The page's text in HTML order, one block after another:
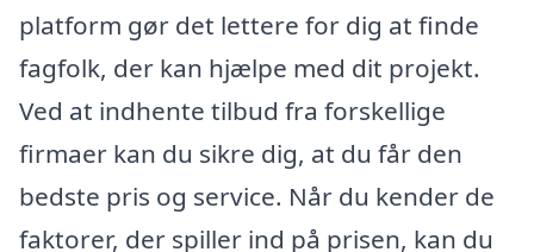
platform gør det lettere for dig at finde
fagfolk, der kan hjælpe med dit projekt.
Ved at indhente tilbud fra forskellige
firmaer kan du sikre dig, at du får den
bedste pris og service. Når du kender de
faktorer, der spiller ind på prisen, kan du